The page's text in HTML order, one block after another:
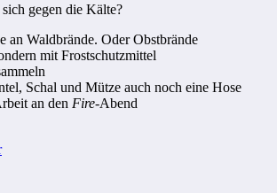
gegen die Kälte?
an Waldbrände. Oder Obstbrände
mit Frostschutzmittel
Schal und Mütze auch noch eine Hose
an den Fire-Abend